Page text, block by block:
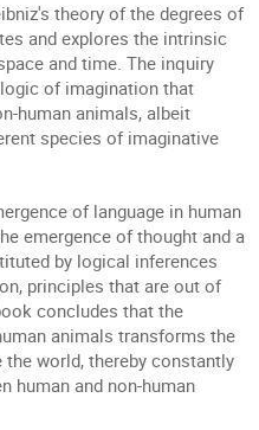
theory of the degrees of
and explores the intrinsic
and time. The inquiry
of imagination that
human animals, albeit
species of imaginative
of language in human
emergence of thought and a
by logical inferences
principles that are out of
concludes that the
animals transforms the
the world, thereby constantly
human and non-human